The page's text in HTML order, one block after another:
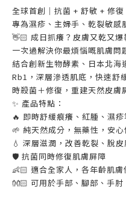
全球首創｜抗菌 + 舒敏 + 修
專為濕疹、主婦手、乾裂敏感
👋🏻 成日抓癢？皮膚又乾又爆
一次過解決你最煩惱嘅肌膚問
結合創新生物酵素、日本北
Rb1，深層滲透肌底，快速舒
時殺菌＋修復，重建天然皮膚
✨ 產品特點：
🔥 即時舒緩痕癢、紅腫、濕
🌱 純天然成分，無藥性，安心
💧 深層滋潤，改善乾裂、脫皮
🛡️ 抗菌同時修復肌膚屏障
👶🏻 適合全家人，各年齡肌膚
👐🏻 可用於手部、腳部、手肘